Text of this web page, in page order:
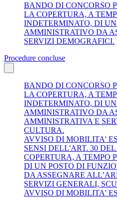
BANDO DI CONCORSO
LA COPERTURA, A
INDETERMINATO, DI
AMMINISTRATIVO DA
SERVIZI DEMOGRAFICI.
Procedure concluse
BANDO DI CONCORSO
LA COPERTURA, A
INDETERMINATO, DI
AMMINISTRATIVO DA
AMMINISTRATIVA E
CULTURA.
AVVISO DI MOBILITA'
SENSI DELL'ART. 30
COPERTURA, A TEMPO
DI UN POSTO DI
DA ASSEGNARE
SERVIZI GENERALI,
AVVISO DI MOBILITA'